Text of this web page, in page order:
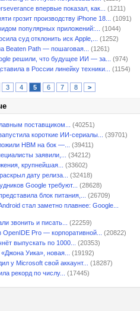
впервые показал, как...
(1211)
грозит производству iPhone 18...
(1091)
популярных приложений:...
(1044)
суд отклонить иск Apple,...
(1252)
Beaten Path — пошаговая...
(1261)
решили, что будущее ИИ — за...
(974)
в России линейку техники...
(1154)
3 4 5 6 7 8 >
поставщиком...
(40251)
короткие ИИ-сериалы...
(39701)
HBM на бок —...
(39411)
заявили,...
(34212)
крупнейшая...
(33602)
дату релиза...
(32418)
Google требуют...
(28628)
блок питания,...
(26709)
стал заметно плавнее: Google...
звонить и писать...
(22259)
Pro — корпоративной...
(20822)
выпускать по 1000...
(20353)
Уика», новая...
(19192)
у Microsoft свой аккаунт...
(18287)
рекорд по числу...
(17445)